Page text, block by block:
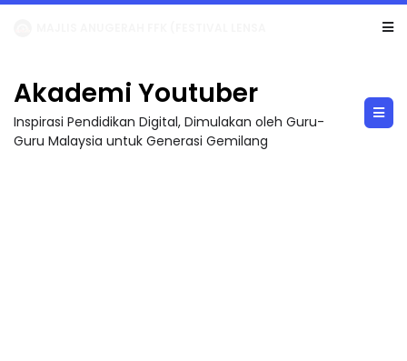
Akademi Youtuber
Inspirasi Pendidikan Digital, Dimulakan oleh Guru-
Guru Malaysia untuk Generasi Gemilang